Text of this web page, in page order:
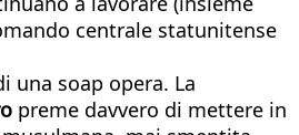
centrale statunitense
una soap opera. La
preme davvero di mettere in